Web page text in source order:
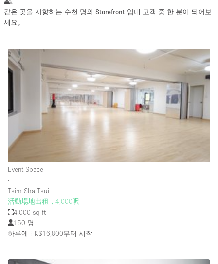
Conference Meeting Office Shop Share
공간 유형
Art Gallery
Atelier / Workshop Studio
Boat
Boutique / Shop
같은 곳을 지향하는 수천 명의 Storefront 임대 고객 중 한 분이 되어보
세요。
Event Space
∙
Tsim Sha Tsui
活動場地出租，4,000呎
4,000 sq ft
150 명
하루에 HK$16,800부터 시작